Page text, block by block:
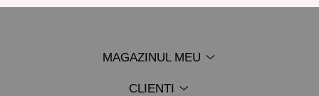
MAGAZINUL MEU
CLIENTI